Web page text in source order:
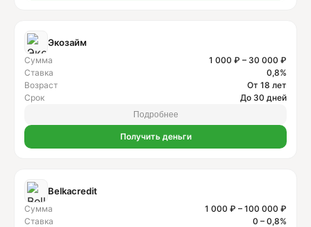
Экозайм
Сумма
1 000 ₽ – 30 000 ₽
Ставка
0,8%
Возраст
От 18 лет
Срок
До 30 дней
Подробнее
Получить деньги
Belkacredit
Сумма
1 000 ₽ – 100 000 ₽
Ставка
0 – 0,8%